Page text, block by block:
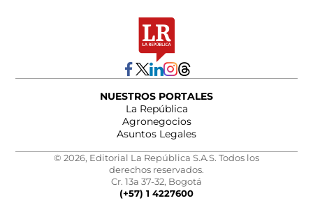
NUESTROS PORTALES
La República
Agronegocios
Asuntos Legales
© 2026, Editorial La República S.A.S. Todos los
derechos reservados.
Cr. 13a 37-32, Bogotá
(+57) 1 4227600